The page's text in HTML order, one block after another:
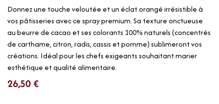
Donnez une touche veloutée et un éclat orangé irrésistible à
vos pâtisseries avec ce spray premium. Sa texture onctueuse
au beurre de cacao et ses colorants 100% naturels (concentrés
de carthame, citron, radis, cassis et pomme) sublimeront vos
créations. Idéal pour les chefs exigeants souhaitant marier
esthétique et qualité alimentaire.
26,50 €